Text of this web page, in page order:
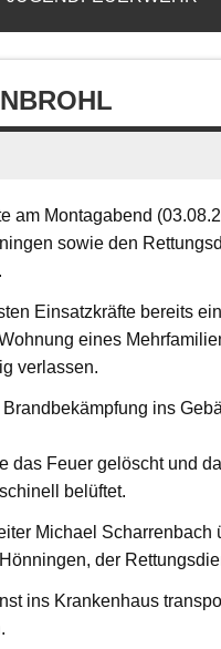
am Montagabend
sowie den
Einsatzkräfte bereits
eines
verlassen.
ins
das Feuer gelöscht und
belüftet.
Michael Scharrenbach
der
ins Krankenhaus